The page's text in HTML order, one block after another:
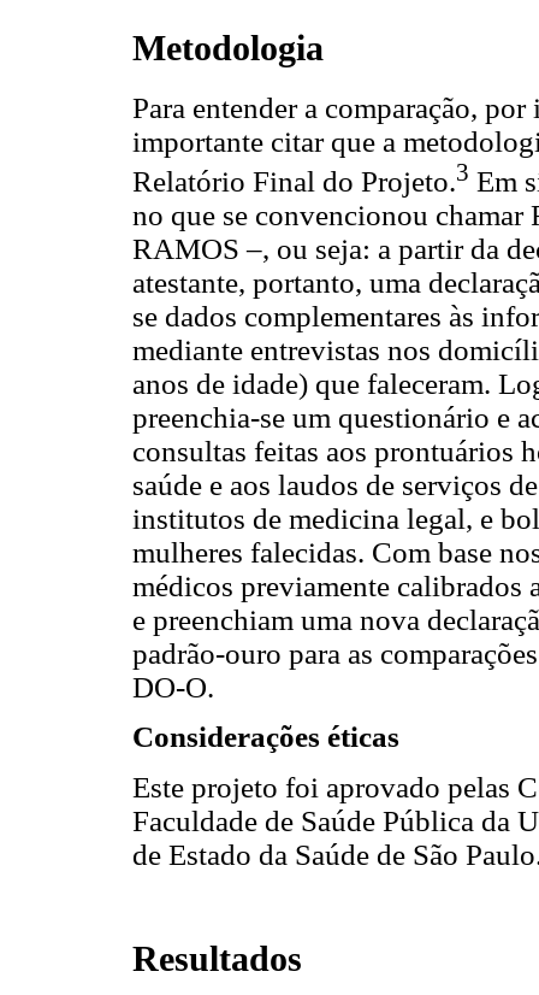
Metodologia
Para entender a comparação,
importante citar que a
Relatório Final do Projeto.3 Em
no que se convencionou
RAMOS –, ou seja: a partir da
atestante, portanto, uma
se dados complementares às
mediante entrevistas nos
anos de idade) que faleceram.
preenchia-se um questionário e
consultas feitas aos prontuários
saúde e aos laudos de serviços
institutos de medicina legal, e
mulheres falecidas. Com base
médicos previamente calibrados
e preenchiam uma nova
padrão-ouro para as
DO-O.
Considerações éticas
Este projeto foi aprovado pelas
Faculdade de Saúde Pública da
de Estado da Saúde de São
Resultados